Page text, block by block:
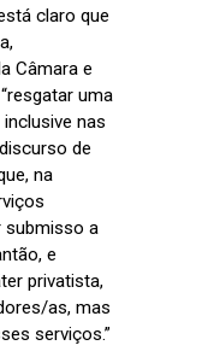
claro que
Câmara e
uma
nas
de
na
submisso a
e
privatista,
as, mas
serviços.”